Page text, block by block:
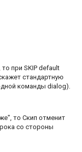
при SKIP default
стандартную
команды dialog).
то Скип отменит
со стороны